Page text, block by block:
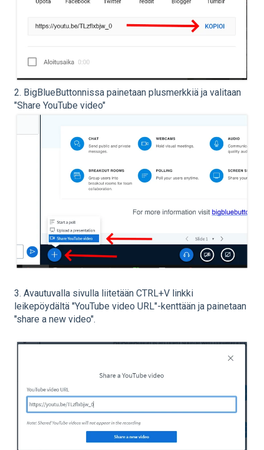
2. BigBlueButtonnissa painetaan plusmerkkiä ja valitaan
"Share YouTube video"
3. Avautuvalla sivulla liitetään CTRL+V linkki
leikepöydältä "YouTube video URL"-kenttään ja painetaan
"share a new video".